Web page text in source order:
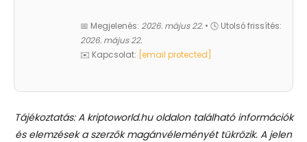
📅 Megjelenés: 2026. május 22. • 🕓 Utolsó frissítés:
2026. május 22.
✉️ Kapcsolat:
[email protected]
Tájékoztatás: A kriptoworld.hu oldalon található információk
és elemzések a szerzők magánvéleményét tükrözik. A jelen